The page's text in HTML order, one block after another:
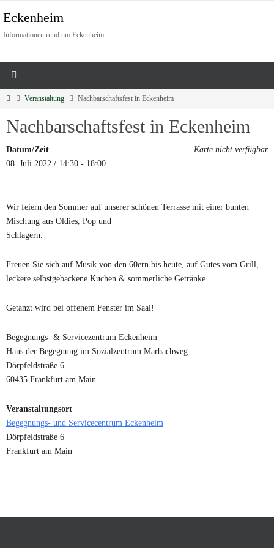
Eckenheim
Informationen rund um Eckenheim
Veranstaltung Nachbarschaftsfest in Eckenheim
Nachbarschaftsfest in Eckenheim
Karte nicht verfügbar
Datum/Zeit
08. Juli 2022 / 14:30 - 18:00
Wir feiern den Sommer auf unserer schönen Terrasse mit einer bunten
Mischung aus Oldies, Pop und
Schlagern.
Freuen Sie sich auf Musik von den 60ern bis heute, auf Gutes vom Grill,
leckere selbstgebackene Kuchen & sommerliche Getränke.
Getanzt wird bei offenem Fenster im Saal!
Begegnungs- & Servicezentrum Eckenheim
Haus der Begegnung im Sozialzentrum Marbachweg
Dörpfeldstraße 6
60435 Frankfurt am Main
Veranstaltungsort
Begegnungs- und Servicecentrum Eckenheim
Dörpfeldstraße 6
Frankfurt am Main